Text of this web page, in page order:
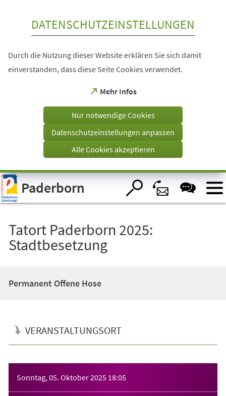
Visuelle
Assistenzsoftware
öffnen.
DATENSCHUTZEINSTELLUNGEN
Durch die Nutzung dieser Website erklären Sie sich damit
einverstanden, dass diese Seite Cookies verwendet.
Mehr Infos
(Öffnet
einem
Tab)
Nur notwendige Cookies
Datenschutzeinstellungen anpassen
Alle Cookies akzeptieren
Paderborn
Tatort Paderborn 2025:
Stadtbesetzung
Permanent Offene Hose
VERANSTALTUNGSORT
Sonntag, 05. Oktober 2025 18:05